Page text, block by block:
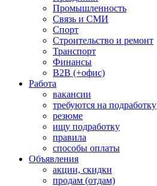
Промышленность
Связь и СМИ
Спорт
Строительство и ремонт
Транспорт
Финансы
B2B (+офис)
Работа
вакансии
требуются на подработку
резюме
ищу подработку
правила
способы оплаты
Объявления
акции, скидки
продам (отдам)